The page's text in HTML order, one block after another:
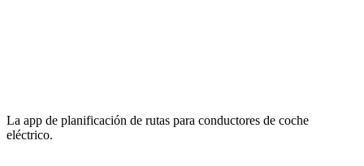
La app de planificación de rutas para conductores de coche
eléctrico.